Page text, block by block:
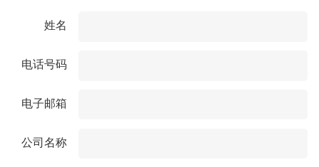
姓名
电话号码
电子邮箱
公司名称